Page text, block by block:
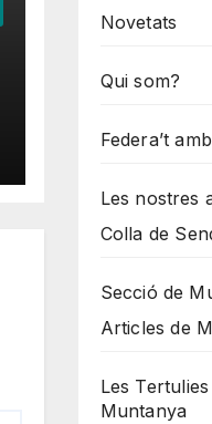
Novetats
Qui som?
Federa’t
Les nostres
Colla de
Secció de
Articles de
Les
Muntanya